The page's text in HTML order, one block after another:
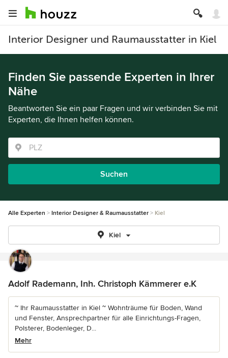
Interior Designer und Raumausstatter in Kiel
Finden Sie passende Experten in Ihrer
Nähe
Beantworten Sie ein paar Fragen und wir verbinden Sie mit
Experten, die Ihnen helfen können.
Suchen
Alle Experten Interior Designer & Raumausstatter Kiel
Kiel
Adolf Rademann, Inh. Christoph Kämmerer e.K
~ Ihr Raumausstatter in Kiel ~ Wohnträume für Boden, Wand
und Fenster, Ansprechpartner für alle Einrichtungs-Fragen,
Polsterer, Bodenleger, D...
Mehr